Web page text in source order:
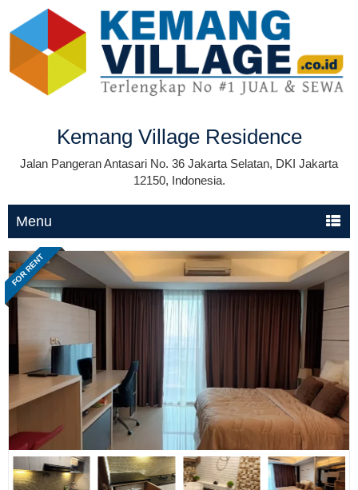
Kemang Village Residence
Jalan Pangeran Antasari No. 36 Jakarta Selatan, DKI Jakarta
12150, Indonesia.
Menu
FOR RENT